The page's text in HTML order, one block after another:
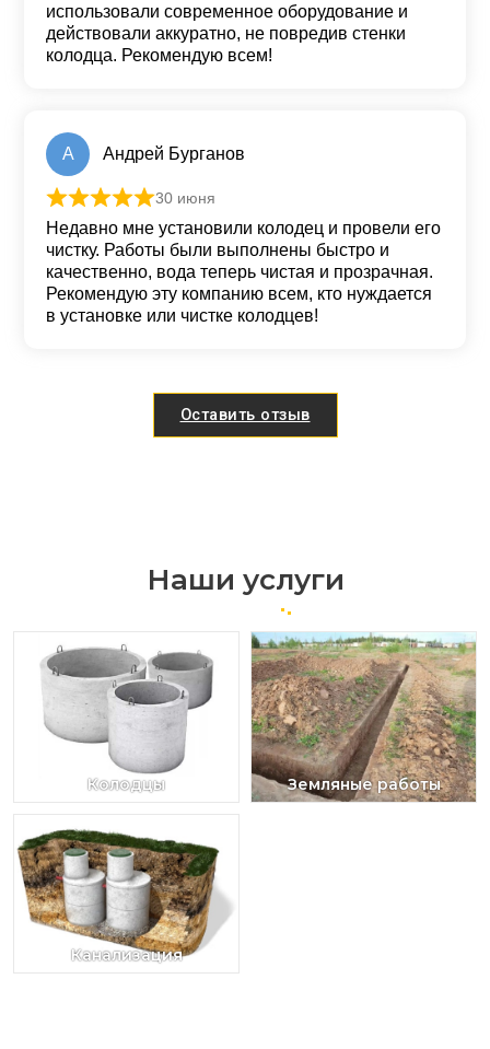
использовали современное оборудование и
действовали аккуратно, не повредив стенки
колодца. Рекомендую всем!
А Андрей Бурганов
Оценка
30 июня
Недавно мне установили колодец и провели его
чистку. Работы были выполнены быстро и
качественно, вода теперь чистая и прозрачная.
Рекомендую эту компанию всем, кто нуждается
в установке или чистке колодцев!
Оставить отзыв
Наши услуги
Колодцы Земляные работы
Канализация